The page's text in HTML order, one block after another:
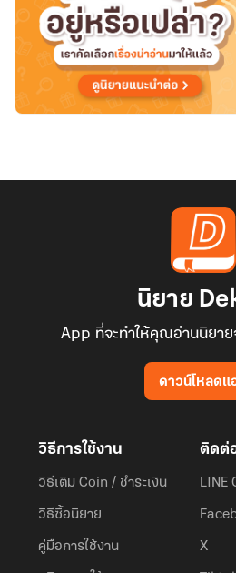
นิยาย
App ที่จะทำให้คุณอ่านนิยาย
ดาวน์โหลดแ
วิธีการใช้งาน
วิธีเติม Coin / ชำระเงิน
วิธีซื้อนิยาย
คู่มือการใช้งาน
ติดต่
LINE
X